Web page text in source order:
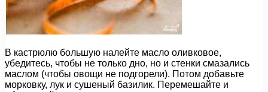
В кастрюлю большую налейте масло оливковое,
убедитесь, чтобы не только дно, но и стенки смазались
маслом (чтобы овощи не подгорели). Потом добавьте
морковку, лук и сушеный базилик. Перемешайте и